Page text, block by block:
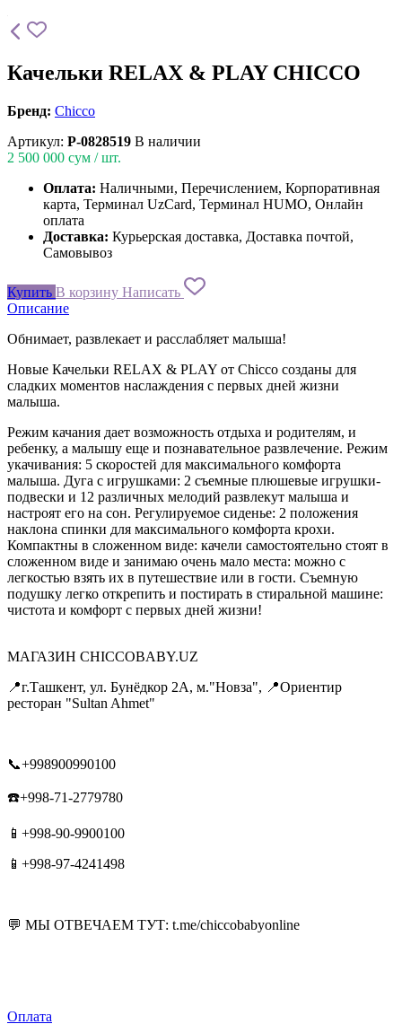
Качельки RELAX & PLAY CHICCO
Бренд: Chicco
Артикул: P-0828519 В наличии
2 500 000 сум / шт.
Оплата: Наличными, Перечислением, Корпоративная
карта, Терминал UzCard, Терминал HUMO, Онлайн
оплата
Доставка: Курьерская доставка, Доставка почтой,
Самовывоз
Купить В корзину Написать
Описание
Обнимает, развлекает и расслабляет малыша!
Новые Качельки RELAX & PLAY от Chicco созданы для
сладких моментов наслаждения с первых дней жизни
малыша.
Режим качания дает возможность отдыха и родителям, и
ребенку, а малышу еще и познавательное развлечение. Режим
укачивания: 5 скоростей для максимального комфорта
малыша. Дуга с игрушками: 2 съемные плюшевые игрушки-
подвески и 12 различных мелодий развлекут малыша и
настроят его на сон. Регулируемое сиденье: 2 положения
наклона спинки для максимального комфорта крохи.
Компактны в сложенном виде: качели самостоятельно стоят в
сложенном виде и занимаю очень мало места: можно с
легкостью взять их в путешествие или в гости. Съемную
подушку легко открепить и постирать в стиральной машине:
чистота и комфорт с первых дней жизни!
МАГАЗИН CHICCOBABY.UZ
📍г.Ташкент, ул. Бунёдкор 2А, м."Новза", 📍Ориентир
ресторан "Sultan Ahmet"
📞+998900990100
☎️+998-71-2779780
📱+998-90-9900100
📱+998-97-4241498
💬 МЫ ОТВЕЧАЕМ ТУТ: t.me/chiccobabyonline
Оплата